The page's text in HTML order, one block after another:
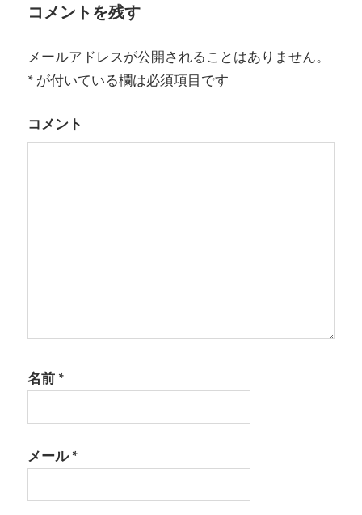
ゲ
ー
シ
ョ
ン
コメントを残す
メールアドレスが公開されることはありません。
*が付いている欄は必須項目です
コメント
名前*
メール*